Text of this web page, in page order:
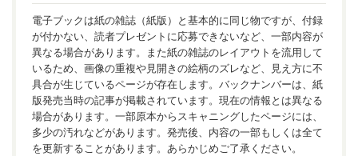
電子ブックは紙の雑誌（紙版）と基本的に同じ物ですが、付録
が付かない、読者プレゼントに応募できないなど、一部内容が
異なる場合があります。また紙の雑誌のレイアウトを流用して
いるため、画像の重複や見開きの絵柄のズレなど、見え方に不
具合が生じているページが存在します。バックナンバーは、紙
版発売当時の記事が掲載されています。現在の情報とは異なる
場合があります。一部原本からスキャニングしたページには、
多少の汚れなどがあります。発売後、内容の一部もしくは全て
を更新することがあります。あらかじめご了承ください。